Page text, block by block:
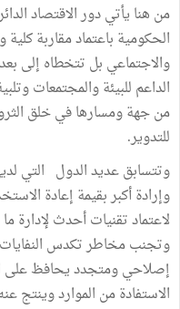
من هنا يأتي دور الاقتصاد
الحكومية باعتماد مقاربة
والاجتماعي بل تتخطاه إلى
الداعم للبيئة والمجتمعات
من جهة ومسارها في خلق
للتدوير.
وتتسابق عديد الدول التي
وإرادة أكبر بقيمة إعادة
لاعتماد تقنيات أحدث لإدارة
وتجنب مخاطر تكدس
إصلاحي ومتجدد يحافظ على
الاستفادة من الموارد وينتج